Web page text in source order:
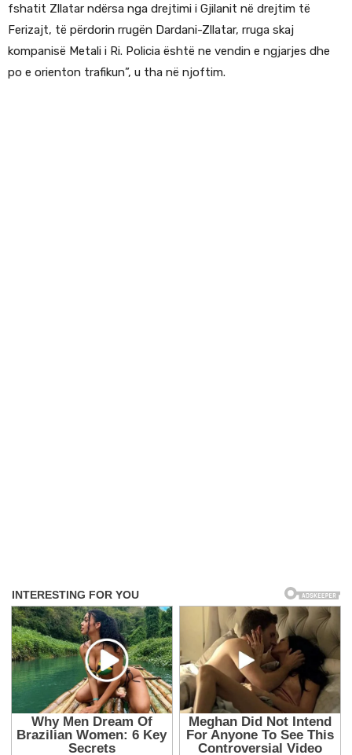
fshatit Zllatar ndërsa nga drejtimi i Gjilanit në drejtim të
Ferizajt, të përdorin rrugën Dardani-Zllatar, rruga skaj
kompanisë Metali i Ri. Policia është ne vendin e ngjarjes dhe
po e orienton trafikun”, u tha në njoftim.